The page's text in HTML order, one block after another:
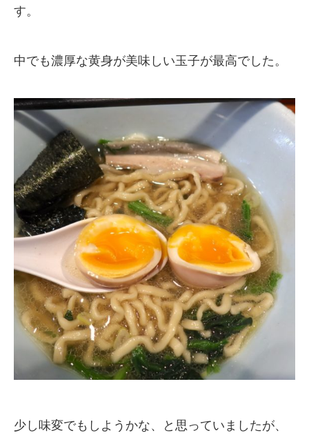
す。
中でも濃厚な黄身が美味しい玉子が最高でした。
少し味変でもしようかな、と思っていましたが、